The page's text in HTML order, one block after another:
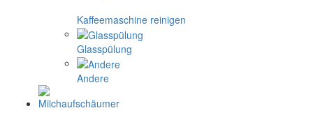
Kaffeemaschine reinigen
Glasspülung
Andere